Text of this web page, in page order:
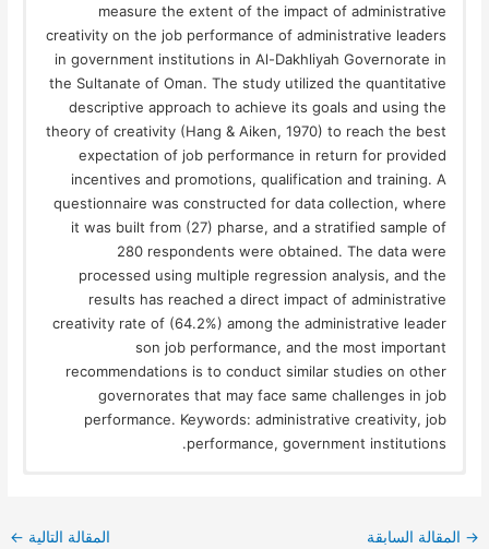
measure the extent of the impact of administrative
creativity on the job performance of administrative leaders
in government institutions in Al-Dakhliyah Governorate in
the Sultanate of Oman. The study utilized the quantitative
descriptive approach to achieve its goals and using the
theory of creativity (Hang & Aiken, 1970) to reach the best
expectation of job performance in return for provided
incentives and promotions, qualification and training. A
questionnaire was constructed for data collection, where
it was built from (27) pharse, and a stratified sample of
280 respondents were obtained. The data were
processed using multiple regression analysis, and the
results has reached a direct impact of administrative
creativity rate of (64.2%) among the administrative leader
son job performance, and the most important
recommendations is to conduct similar studies on other
governorates that may face same challenges in job
performance. Keywords: administrative creativity, job
performance, government institutions.
→ المقالة السابقة المقالة التالية ←